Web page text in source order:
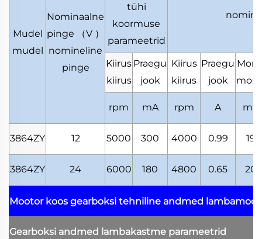
Mudel
mudel
Nominaalne
pinge
（V ）
nomineline
pinge
tühi
koormuse
parameetrid
Kiirus
kiirus
Praegu
jook
Kiirus
kiirus
Praegu
jook
rpm mA rpm A
3864ZY 12 5000 300 4000 0.99
3864ZY 24 6000 180 4800 0.65
Mootor koos gearboksi tehniline andmed
Gearboksi andmed lambakastme parameetrid